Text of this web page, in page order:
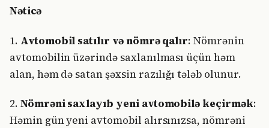
Nəticə
1. Avtomobil satılır və nömrə qalır: Nömrənin
avtomobilin üzərində saxlanılması üçün həm
alan, həm də satan şəxsin razılığı tələb olunur.
2. Nömrəni saxlayıb yeni avtomobilə keçirmək:
Həmin gün yeni avtomobil alırsınızsa, nömrəni